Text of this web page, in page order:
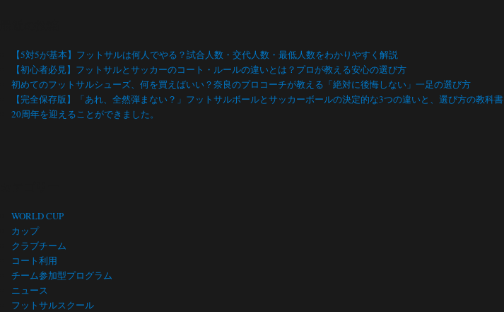
【5対5が基本】フットサルは何人でやる？試合人数・交代人数・最低人数をわかりやすく解説
【初心者必見】フットサルとサッカーのコート・ルールの違いとは？プロが教える安心の選び方
初めてのフットサルシューズ、何を買えばいい？奈良のプロコーチが教える「絶対に後悔しない」一足の選び方
【完全保存版】「あれ、全然弾まない？」フットサルボールとサッカーボールの決定的な3つの違いと、選び方の教科書
20周年を迎えることができました。
WORLD CUP
カップ
クラブチーム
コート利用
チーム参加型プログラム
ニュース
フットサルスクール